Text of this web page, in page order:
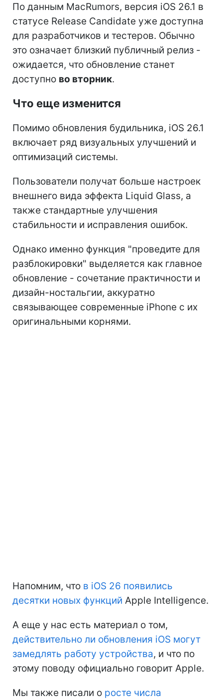
По данным MacRumors, версия iOS 26.1 в
статусе Release Candidate уже доступна
для разработчиков и тестеров. Обычно
это означает близкий публичный релиз -
ожидается, что обновление станет
доступно во вторник.
Что еще изменится
Помимо обновления будильника, iOS 26.1
включает ряд визуальных улучшений и
оптимизаций системы.
Пользователи получат больше настроек
внешнего вида эффекта Liquid Glass, а
также стандартные улучшения
стабильности и исправления ошибок.
Однако именно функция "проведите для
разблокировки" выделяется как главное
обновление - сочетание практичности и
дизайн-ностальгии, аккуратно
связывающее современные iPhone с их
оригинальными корнями.
Напомним, что в iOS 26 появились
десятки новых функций Apple Intelligence.
А еще у нас есть материал о том,
действительно ли обновления iOS могут
замедлять работу устройства, и что по
этому поводу официально говорит Apple.
Мы также писали о росте числа